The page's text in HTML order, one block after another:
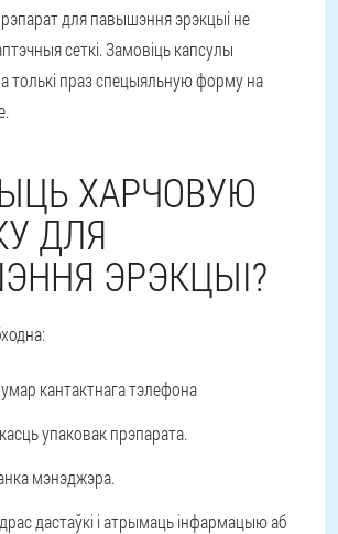
для павышэння эрэкцыі не
сеткі. Замовіць капсулы
толькі праз спецыяльную форму на
ХАРЧОВУЮ
ДЛЯ
ЭРЭКЦЫІ?
кантактнага тэлефона
упаковак прэпарата.
мэнэджэра.
дастаўкі і атрымаць інфармацыю аб